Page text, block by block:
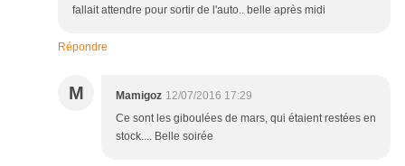
fallait attendre pour sortir de l'auto.. belle après midi
Répondre
M Mamigoz 12/07/2016 17:29
Ce sont les giboulées de mars, qui étaient restées en
stock.... Belle soirée